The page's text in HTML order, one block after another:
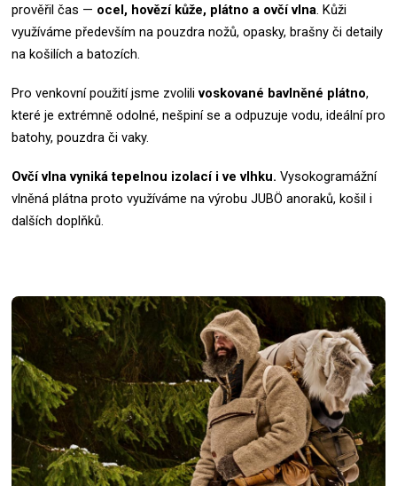
prověřil čas — ocel, hovězí kůže, plátno a ovčí vlna. Kůži
využíváme především na pouzdra nožů, opasky, brašny či detaily
na košilích a batozích.
Pro venkovní použití jsme zvolili voskované bavlněné plátno,
které je extrémně odolné, nešpiní se a odpuzuje vodu, ideální pro
batohy, pouzdra či vaky.
Ovčí vlna vyniká tepelnou izolací i ve vlhku. Vysokogramážní
vlněná plátna proto využíváme na výrobu JUBÖ anoraků, košil i
dalších doplňků.